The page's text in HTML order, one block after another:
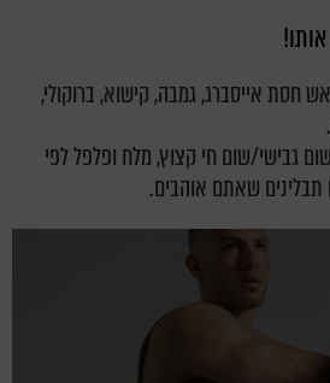
חסת אייסברג, גמבה, קישוא, ברוקולי,
גבישי/שום חי קצוץ, מלח ופלפל לפי
תבלינים שאתם אוהבים.